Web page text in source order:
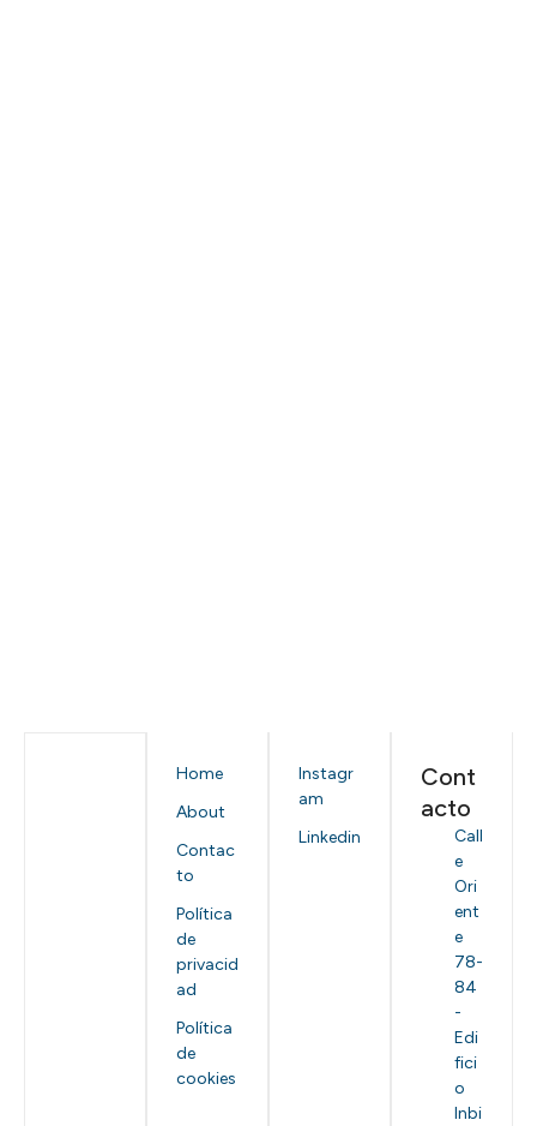
Home
About
Contac
to
Política
de
privacid
ad
Política
de
cookies
Instagr
am
Linkedin
Cont
acto
Call
e
Ori
ent
e
78-
84
-
Edi
fici
o
Inbi